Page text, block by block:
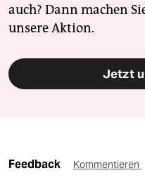
auch? Dann machen
unsere Aktion.
Jetzt
Feedback Kommentieren